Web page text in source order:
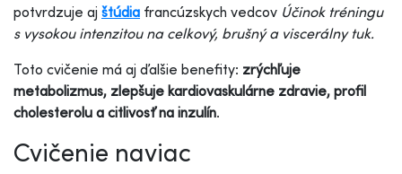
potvrdzuje aj štúdia francúzskych vedcov Účinok tréningu
s vysokou intenzitou na celkový, brušný a viscerálny tuk.
Toto cvičenie má aj ďalšie benefity: zrýchľuje
metabolizmus, zlepšuje kardiovaskulárne zdravie, profil
cholesterolu a citlivosť na inzulín.
Cvičenie naviac